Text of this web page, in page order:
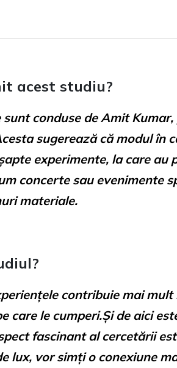
acest studiu?
sunt conduse de Amit
sugerează că modul
experimente, la care
concerte sau evenimente
materiale.
contribuie mai
care le cumperi.Și de aici
fascinant al cercetării
lux, vor simți o conexiune